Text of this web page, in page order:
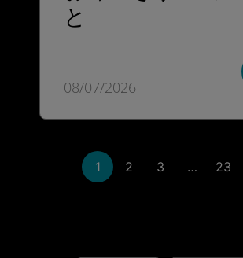
と
08/07/2026
1 2 3 … 23